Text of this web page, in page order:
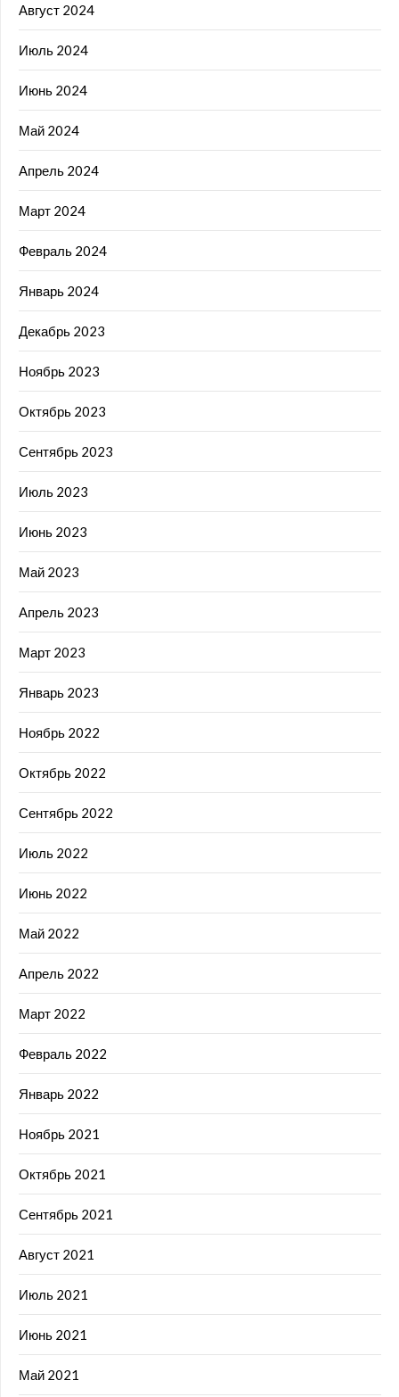
Август 2024
Июль 2024
Июнь 2024
Май 2024
Апрель 2024
Март 2024
Февраль 2024
Январь 2024
Декабрь 2023
Ноябрь 2023
Октябрь 2023
Сентябрь 2023
Июль 2023
Июнь 2023
Май 2023
Апрель 2023
Март 2023
Январь 2023
Ноябрь 2022
Октябрь 2022
Сентябрь 2022
Июль 2022
Июнь 2022
Май 2022
Апрель 2022
Март 2022
Февраль 2022
Январь 2022
Ноябрь 2021
Октябрь 2021
Сентябрь 2021
Август 2021
Июль 2021
Июнь 2021
Май 2021